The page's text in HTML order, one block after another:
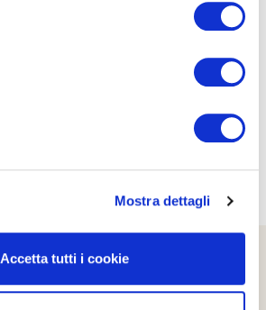
Mostra dettagli
Accetta tutti i cookie